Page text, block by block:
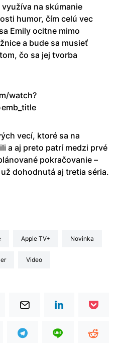
na skúmanie
humor, čím celú vec
Emily ocitne mimo
a bude sa musieť
čo sa jej tvorba
watch?
vecí, ktoré sa na
a aj preto patrí medzi prvé
pokračovanie –
dohodnutá aj tretia séria.
Apple TV+ Novinka
video